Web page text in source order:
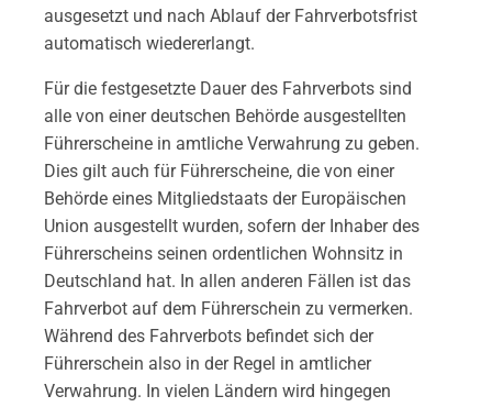
ausgesetzt und nach Ablauf der Fahrverbotsfrist
automatisch wiedererlangt.
Für die festgesetzte Dauer des Fahrverbots sind
alle von einer deutschen Behörde ausgestellten
Führerscheine in amtliche Verwahrung zu geben.
Dies gilt auch für Führerscheine, die von einer
Behörde eines Mitgliedstaats der Europäischen
Union ausgestellt wurden, sofern der Inhaber des
Führerscheins seinen ordentlichen Wohnsitz in
Deutschland hat. In allen anderen Fällen ist das
Fahrverbot auf dem Führerschein zu vermerken.
Während des Fahrverbots befindet sich der
Führerschein also in der Regel in amtlicher
Verwahrung. In vielen Ländern wird hingegen